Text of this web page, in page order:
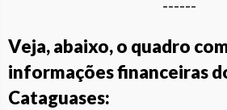
------
Veja, abaixo, o quadro
informações financeiras
Cataguases: